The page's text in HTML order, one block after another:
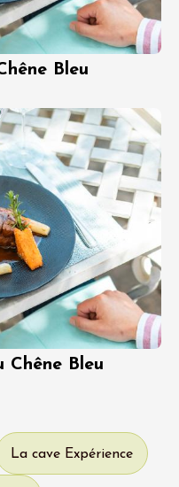
Bleu
Bleu
La cave Expérience